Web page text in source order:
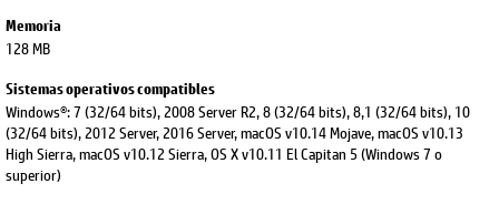
Memoria
128 MB
Sistemas operativos compatibles
Windows®: 7 (32/64 bits), 2008 Server R2, 8 (32/64 bits), 8,1 (32/64 bits), 10
(32/64 bits), 2012 Server, 2016 Server, macOS v10.14 Mojave, macOS v10.13
High Sierra, macOS v10.12 Sierra, OS X v10.11 El Capitan 5 (Windows 7 o
superior)